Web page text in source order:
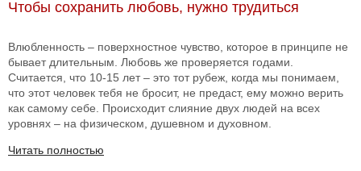
Чтобы сохранить любовь, нужно трудиться
Влюбленность – поверхностное чувство, которое в принципе не
бывает длительным. Любовь же проверяется годами.
Считается, что 10-15 лет – это тот рубеж, когда мы понимаем,
что этот человек тебя не бросит, не предаст, ему можно верить
как самому себе. Происходит слияние двух людей на всех
уровнях – на физическом, душевном и духовном.
Читать полностью